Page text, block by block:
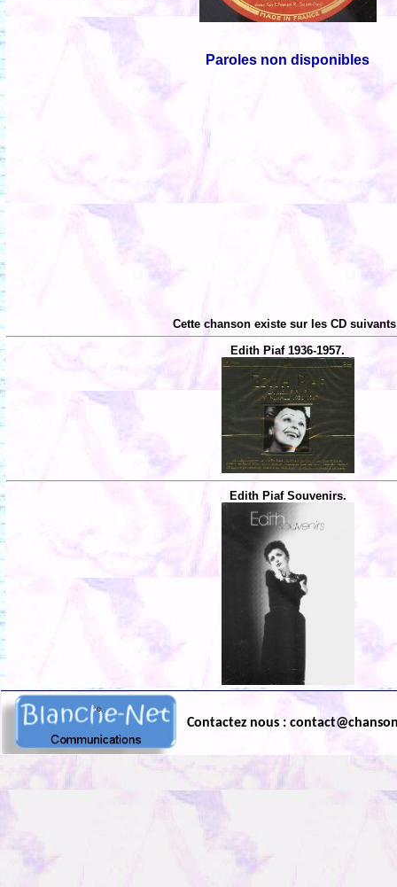
Paroles non disponibles
Cette chanson existe sur les CD
Edith Piaf 1936-1957.
Edith Piaf Souvenirs.
Contactez nous :